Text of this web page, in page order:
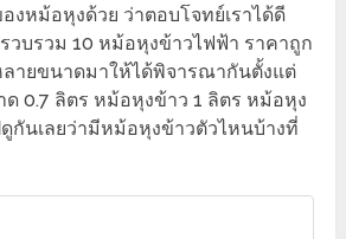
งหม้อหุงด้วย ว่าตอบโจทย์เราได้ดี
วบรวม 10 หม้อหุงข้าวไฟฟ้า ราคาถูก
ายขนาดมาให้ได้พิจารณากันตั้งแต่
0.7 ลิตร หม้อหุงข้าว 1 ลิตร หม้อหุง
ดูกันเลยว่ามีหม้อหุงข้าวตัวไหนบ้างที่